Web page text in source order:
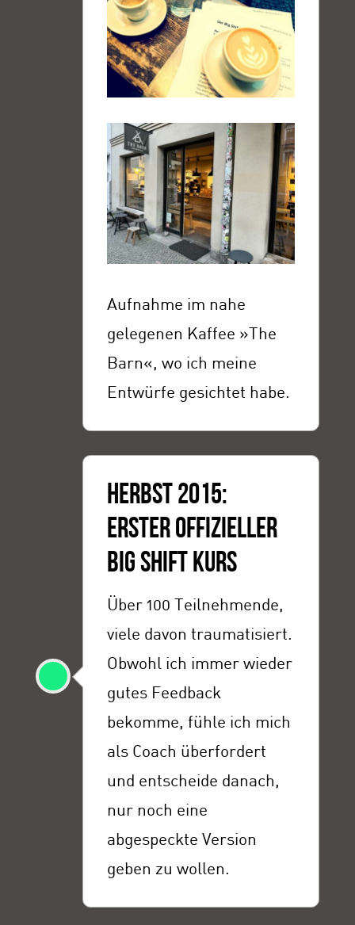
Aufnahme im nahe
gelegenen Kaffee »The
Barn«, wo ich meine
Entwürfe gesichtet habe.
HERBST 2015:
ERSTER OFFIZIELLER
BIG SHIFT KURS
Über 100 Teilnehmende,
viele davon traumatisiert.
Obwohl ich immer wieder
gutes Feedback
bekomme, fühle ich mich
als Coach überfordert
und entscheide danach,
nur noch eine
abgespeckte Version
geben zu wollen.